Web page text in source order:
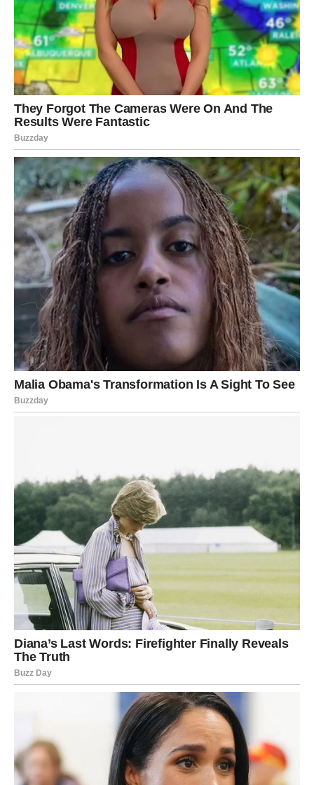
Sudbina vam šalje zanimljivo
iznenađenje
Pred vama su romantični trenuci.
ŠKORPIJA
Finansijska ili poslovna vijest mogla bi vas iznenaditi.
Iako će u prvi mah djelovati nejasno, vrlo brzo ćete vidjeti
njenu vrijednost.
Poruka dana
Ne donosite zaključke prerano.
Prilika dolazi u neobičnom obliku
Pred vama su snažni trenuci.
STRIJELAC
Pred vama je dan pun spontanih događaja.
Poruka dana
Recite „da“ neočekivanom.
Sudbina vas vodi prema sreći
Pred vama su lijepi trenuci.
JARAC
Rezultati rada postaju vidljivi.
Jedna vijest potvrđuje da ste bili na pravom putu.
Poruka dana